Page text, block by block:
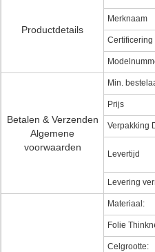
Productdetails
Merknaam
Certificering
Betalen & Verzenden
Algemene
voorwaarden
Min.
Prijs
Verpakking
Levertijd
Levering
Materiaal:
Folie
Celgrootte: